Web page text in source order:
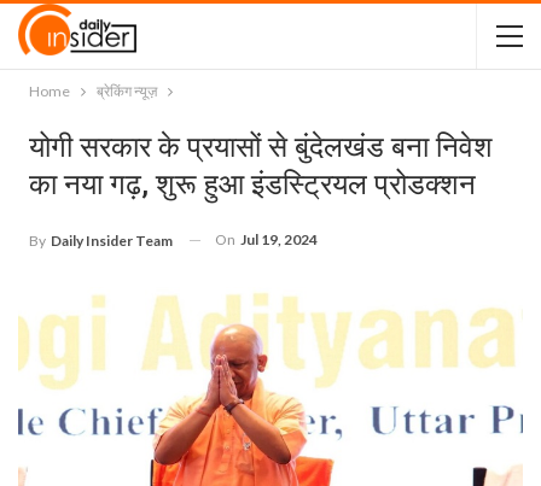
Home ब्रेकिंग न्यूज़
योगी सरकार के प्रयासों से बुंदेलखंड बना निवेश
का नया गढ़, शुरू हुआ इंडस्ट्रियल प्रोडक्शन
By Daily Insider Team On Jul 19, 2024